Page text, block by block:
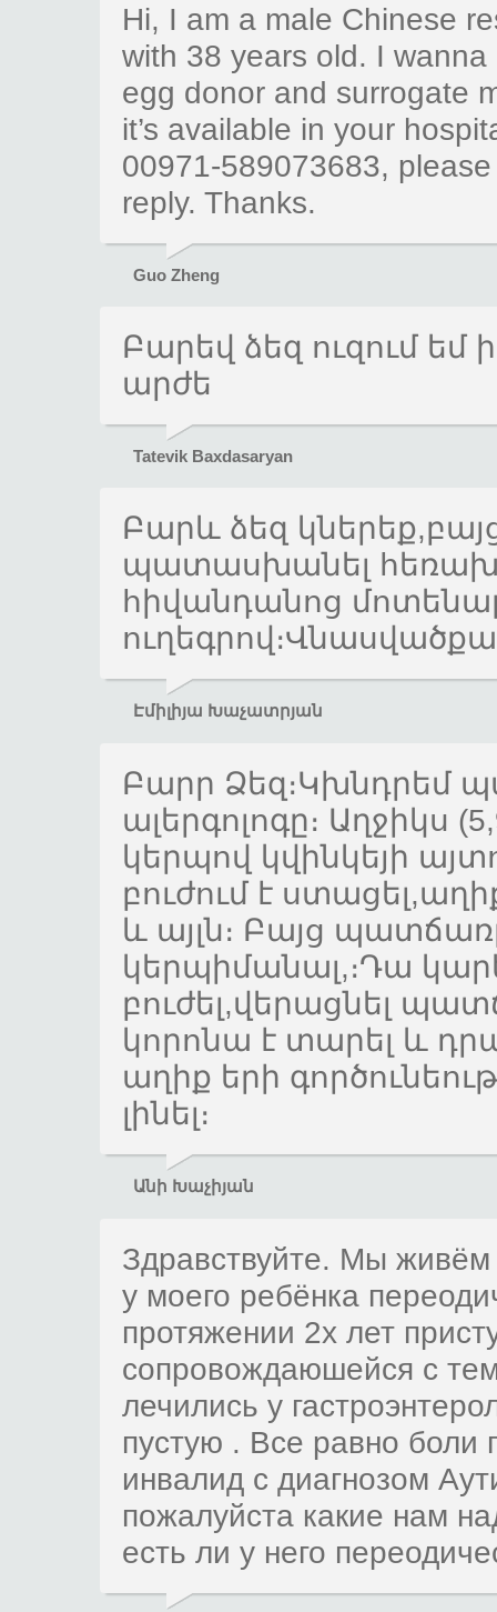
Hi, I am a male Chinese
with 38 years old. I
egg donor and surrogate
it’s available in your
00971-589073683,
reply. Thanks.
Guo Zheng
Բարեվ ձեզ ուզում եմ
արժե
Tatevik Baxdasaryan
Բարև ձեզ
պատասխանել
հիվանդանոց
Էմիլիյա Խաչատրյան
Բարր
ալերգոլոգը։ Աղջիկս
կերպով կվինկեյի
բուժում է
և այլն։ Բայց
կերպիմանալ,։Դա
բուժել,վերացնել
կորոնա է տարել և
աղիք երի
լինել։
Անի Խաչիյան
Здравствуйте. Мы
у моего ребёнка
протяжении 2х лет
сопровождаюшейся с
лечились у
пустую . Все равно боли
инвалид с диагнозом
пожалуйста какие нам
есть ли у него